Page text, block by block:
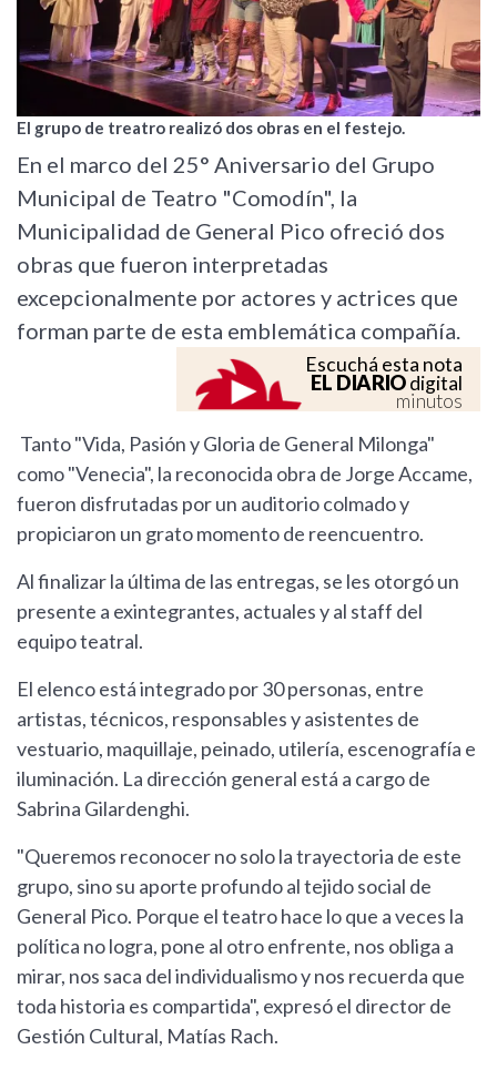
El grupo de treatro realizó dos obras en el festejo.
En el marco del 25° Aniversario del Grupo
Municipal de Teatro "Comodín", la
Municipalidad de General Pico ofreció dos
obras que fueron interpretadas
excepcionalmente por actores y actrices que
forman parte de esta emblemática compañía.
Escuchá esta nota
EL DIARIOdigital
minutos
Tanto "Vida, Pasión y Gloria de General Milonga"
como "Venecia", la reconocida obra de Jorge Accame,
fueron disfrutadas por un auditorio colmado y
propiciaron un grato momento de reencuentro.
Al finalizar la última de las entregas, se les otorgó un
presente a exintegrantes, actuales y al staff del
equipo teatral.
El elenco está integrado por 30 personas, entre
artistas, técnicos, responsables y asistentes de
vestuario, maquillaje, peinado, utilería, escenografía e
iluminación. La dirección general está a cargo de
Sabrina Gilardenghi.
"Queremos reconocer no solo la trayectoria de este
grupo, sino su aporte profundo al tejido social de
General Pico. Porque el teatro hace lo que a veces la
política no logra, pone al otro enfrente, nos obliga a
mirar, nos saca del individualismo y nos recuerda que
toda historia es compartida", expresó el director de
Gestión Cultural, Matías Rach.